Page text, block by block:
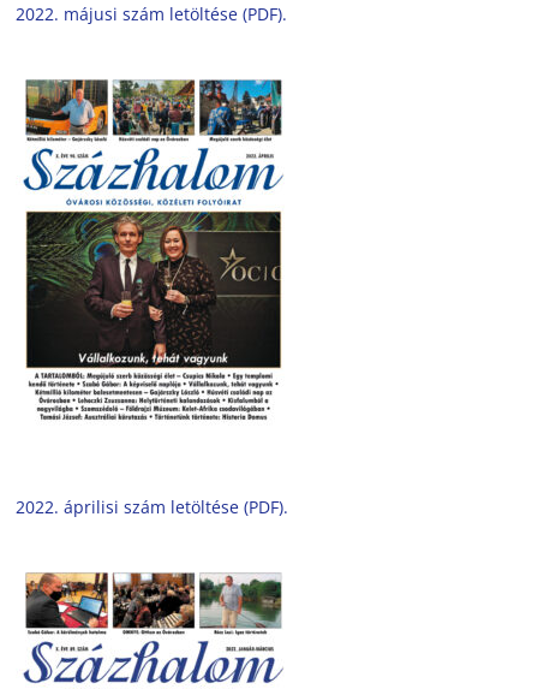
2022. májusi szám letöltése (PDF).
2022. áprilisi szám letöltése (PDF).